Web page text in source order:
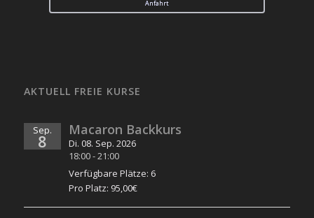
Anfahrt
AKTUELL FREIE KURSE
Sep.
8
Macaron Backkurs
Di. 08. Sep. 2026
18:00-21:00
Verfügbare Plätze: 6
Pro Platz: 95,00€